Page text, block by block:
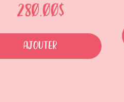
280.00$
Ajouter